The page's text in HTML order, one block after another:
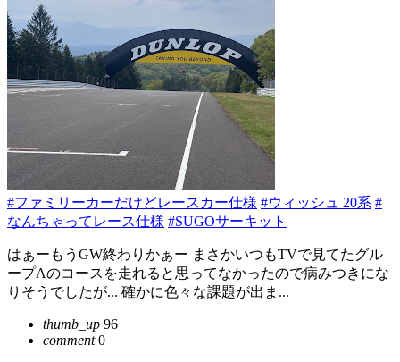
#ファミリーカーだけどレースカー仕様 #ウィッシュ 20系 #
なんちゃってレース仕様 #SUGOサーキット
はぁーもうGW終わりかぁー まさかいつもTVで見てたグル
ープAのコースを走れると思ってなかったので病みつきにな
りそうでしたが... 確かに色々な課題が出ま...
thumb_up 96
comment0